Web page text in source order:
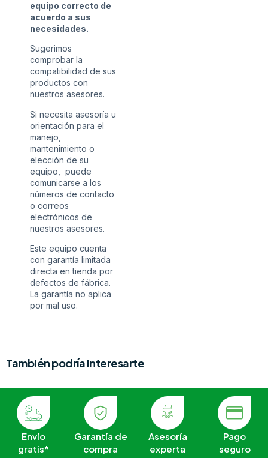
equipo correcto de
acuerdo a sus
necesidades.
Sugerimos
comprobar la
compatibilidad de sus
productos con
nuestros asesores.
Si necesita asesoría u
orientación para el
manejo,
mantenimiento o
elección de su
equipo, puede
comunicarse a los
números de contacto
o correos
electrónicos de
nuestros asesores.
Este equipo cuenta
con garantía limitada
directa en tienda por
defectos de fábrica.
La garantía no aplica
por mal uso.
También podría interesarte
Envío
gratis*
Garantía de
compra
Asesoría
experta
Pago
seguro